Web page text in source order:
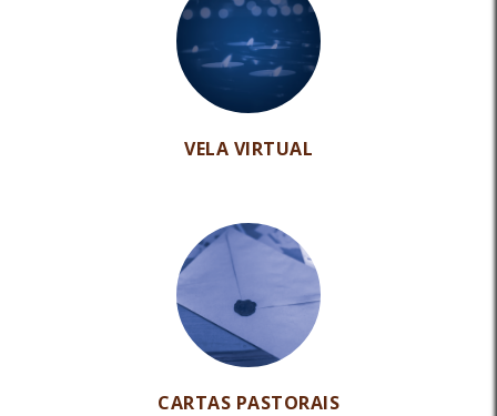
VELA VIRTUAL
CARTAS PASTORAIS